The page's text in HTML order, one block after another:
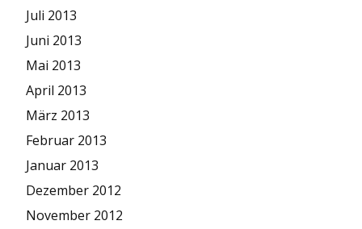
Juli 2013
Juni 2013
Mai 2013
April 2013
März 2013
Februar 2013
Januar 2013
Dezember 2012
November 2012